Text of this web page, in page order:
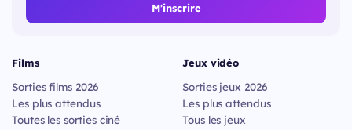
M'inscrire
Films
Sorties films 2026
Les plus attendus
Toutes les sorties ciné
Jeux vidéo
Sorties jeux 2026
Les plus attendus
Tous les jeux